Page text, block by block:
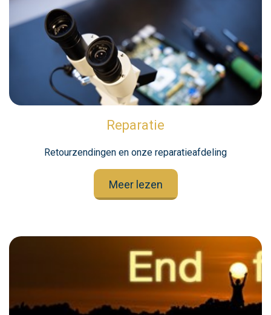
Reparatie
Retourzendingen en onze reparatieafdeling
Meer lezen